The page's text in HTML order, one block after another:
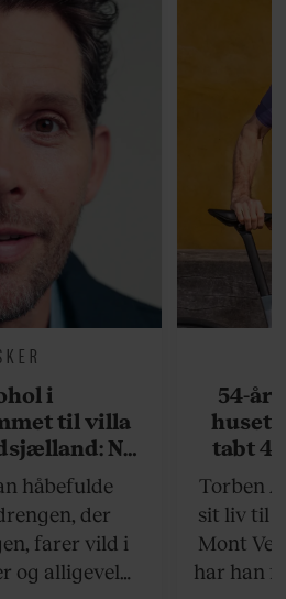
i
til villa
Nu
om
håbefulde
der
farer vild i
og alligevel
54-
huset
tabt
Torben
sit liv til
Mont
har han